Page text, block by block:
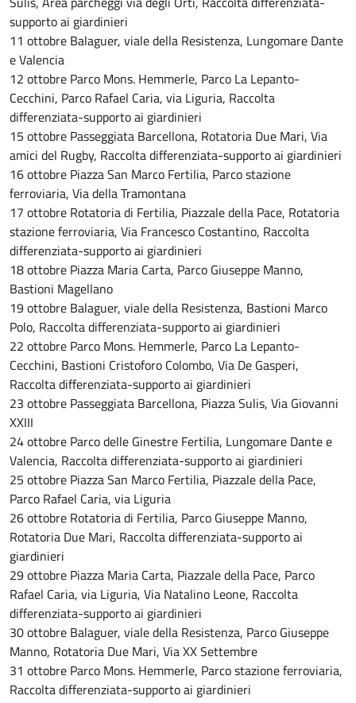
supporto ai giardinieri
11 ottobre Balaguer, viale della Resistenza, Lungomare Dante
e Valencia
12 ottobre Parco Mons. Hemmerle, Parco La Lepanto-
Cecchini, Parco Rafael Caria, via Liguria, Raccolta
differenziata-supporto ai giardinieri
15 ottobre Passeggiata Barcellona, Rotatoria Due Mari, Via
amici del Rugby, Raccolta differenziata-supporto ai giardinieri
16 ottobre Piazza San Marco Fertilia, Parco stazione
ferroviaria, Via della Tramontana
17 ottobre Rotatoria di Fertilia, Piazzale della Pace, Rotatoria
stazione ferroviaria, Via Francesco Costantino, Raccolta
differenziata-supporto ai giardinieri
18 ottobre Piazza Maria Carta, Parco Giuseppe Manno,
Bastioni Magellano
19 ottobre Balaguer, viale della Resistenza, Bastioni Marco
Polo, Raccolta differenziata-supporto ai giardinieri
22 ottobre Parco Mons. Hemmerle, Parco La Lepanto-
Cecchini, Bastioni Cristoforo Colombo, Via De Gasperi,
Raccolta differenziata-supporto ai giardinieri
23 ottobre Passeggiata Barcellona, Piazza Sulis, Via Giovanni
XXIII
24 ottobre Parco delle Ginestre Fertilia, Lungomare Dante e
Valencia, Raccolta differenziata-supporto ai giardinieri
25 ottobre Piazza San Marco Fertilia, Piazzale della Pace,
Parco Rafael Caria, via Liguria
26 ottobre Rotatoria di Fertilia, Parco Giuseppe Manno,
Rotatoria Due Mari, Raccolta differenziata-supporto ai
giardinieri
29 ottobre Piazza Maria Carta, Piazzale della Pace, Parco
Rafael Caria, via Liguria, Via Natalino Leone, Raccolta
differenziata-supporto ai giardinieri
30 ottobre Balaguer, viale della Resistenza, Parco Giuseppe
Manno, Rotatoria Due Mari, Via XX Settembre
31 ottobre Parco Mons. Hemmerle, Parco stazione ferroviaria,
Raccolta differenziata-supporto ai giardinieri